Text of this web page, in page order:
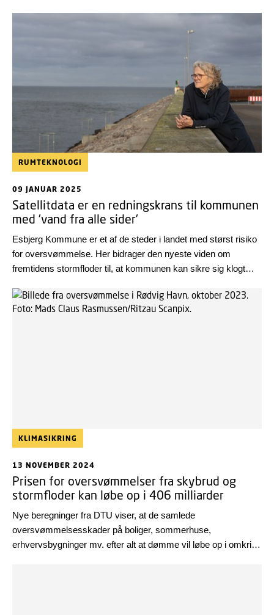
RUMTEKNOLOGI
09 JANUAR 2025
Satellitdata er en redningskrans til kommunen
med 'vand fra alle sider'
Esbjerg Kommune er et af de steder i landet med størst risiko
for oversvømmelse. Her bidrager den nyeste viden om
fremtidens stormfloder til, at kommunen kan sikre sig klogt
KLIMASIKRING
13 NOVEMBER 2024
Prisen for oversvømmelser fra skybrud og
stormfloder kan løbe op i 406 milliarder
Nye beregninger fra DTU viser, at de samlede
oversvømmelsesskader på boliger, sommerhuse,
erhvervsbygninger mv. efter alt at dømme vil løbe op i omkring